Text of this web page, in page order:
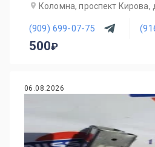
Коломна, проспект Кирова,
(909) 699-07-75
500
06.08.2026